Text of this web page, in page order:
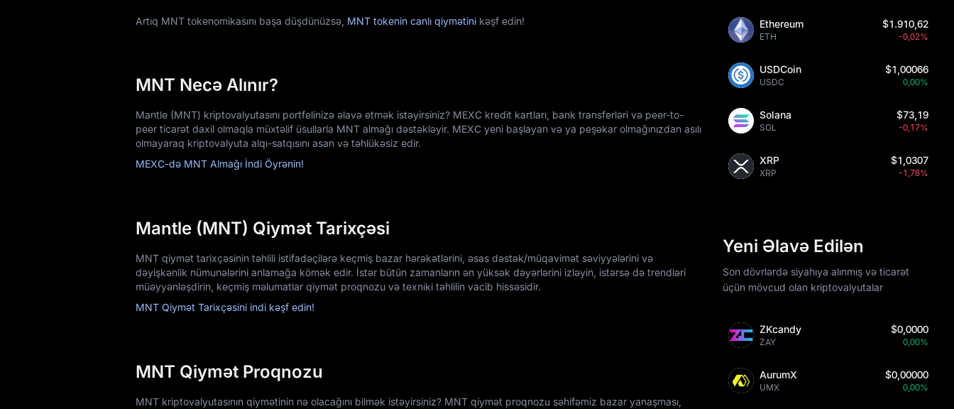
Artıq MNT tokenomikasını başa düşdünüzsə, MNT tokenin canlı qiymətini kəşf edin!
MNT Necə Alınır?
Mantle (MNT) kriptovalyutasını portfelinizə əlavə etmək istəyirsiniz? MEXC kredit kartları, bank transferləri və peer-to-
peer ticarət daxil olmaqla müxtəlif üsullarla MNT almağı dəstəkləyir. MEXC yeni başlayan və ya peşəkar olmağınızdan asılı
olmayaraq kriptovalyuta alqı-satqısını asan və təhlükəsiz edir.
MEXC-də MNT Almağı İndi Öyrənin!
Mantle (MNT) Qiymət Tarixçəsi
MNT qiymət tarixçəsinin təhlili istifadəçilərə keçmiş bazar hərəkətlərini, əsas dəstək/müqavimət səviyyələrini və
dəyişkənlik nümunələrini anlamağa kömək edir. İstər bütün zamanların ən yüksək dəyərlərini izləyin, istərsə də trendləri
müəyyənləşdirin, keçmiş məlumatlar qiymət proqnozu və texniki təhlilin vacib hissəsidir.
MNT Qiymət Tarixçəsini indi kəşf edin!
MNT Qiymət Proqnozu
MNT kriptovalyutasının qiymətinin nə olacağını bilmək istəyirsiniz? MNT qiymət proqnozu səhifəmiz bazar yanaşması,
Ethereum
ETH
$1.910,62
-0,02%
USDCoin
USDC
$1,00066
0,00%
Solana
SOL
$73,19
-0,17%
XRP
XRP
$1,0307
-1,78%
Yeni Əlavə Edilən
Son dövrlərdə siyahıya alınmış və ticarət
üçün mövcud olan kriptovalyutalar
ZKcandy
ZAY
$0,0000
0,00%
AurumX
UMX
$0,00000
0,00%